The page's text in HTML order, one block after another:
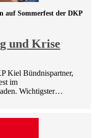
und Krise
auf Sommerfest der DKP
Kiel Bündnispartner,
im
Wichtigster…